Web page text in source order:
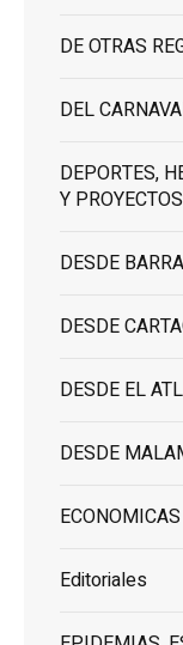
DE OTRAS
DEL
DEPORTES,
Y PROYECTOS
DESDE
DESDE
DESDE EL
DESDE
ECONOMICAS
Editoriales